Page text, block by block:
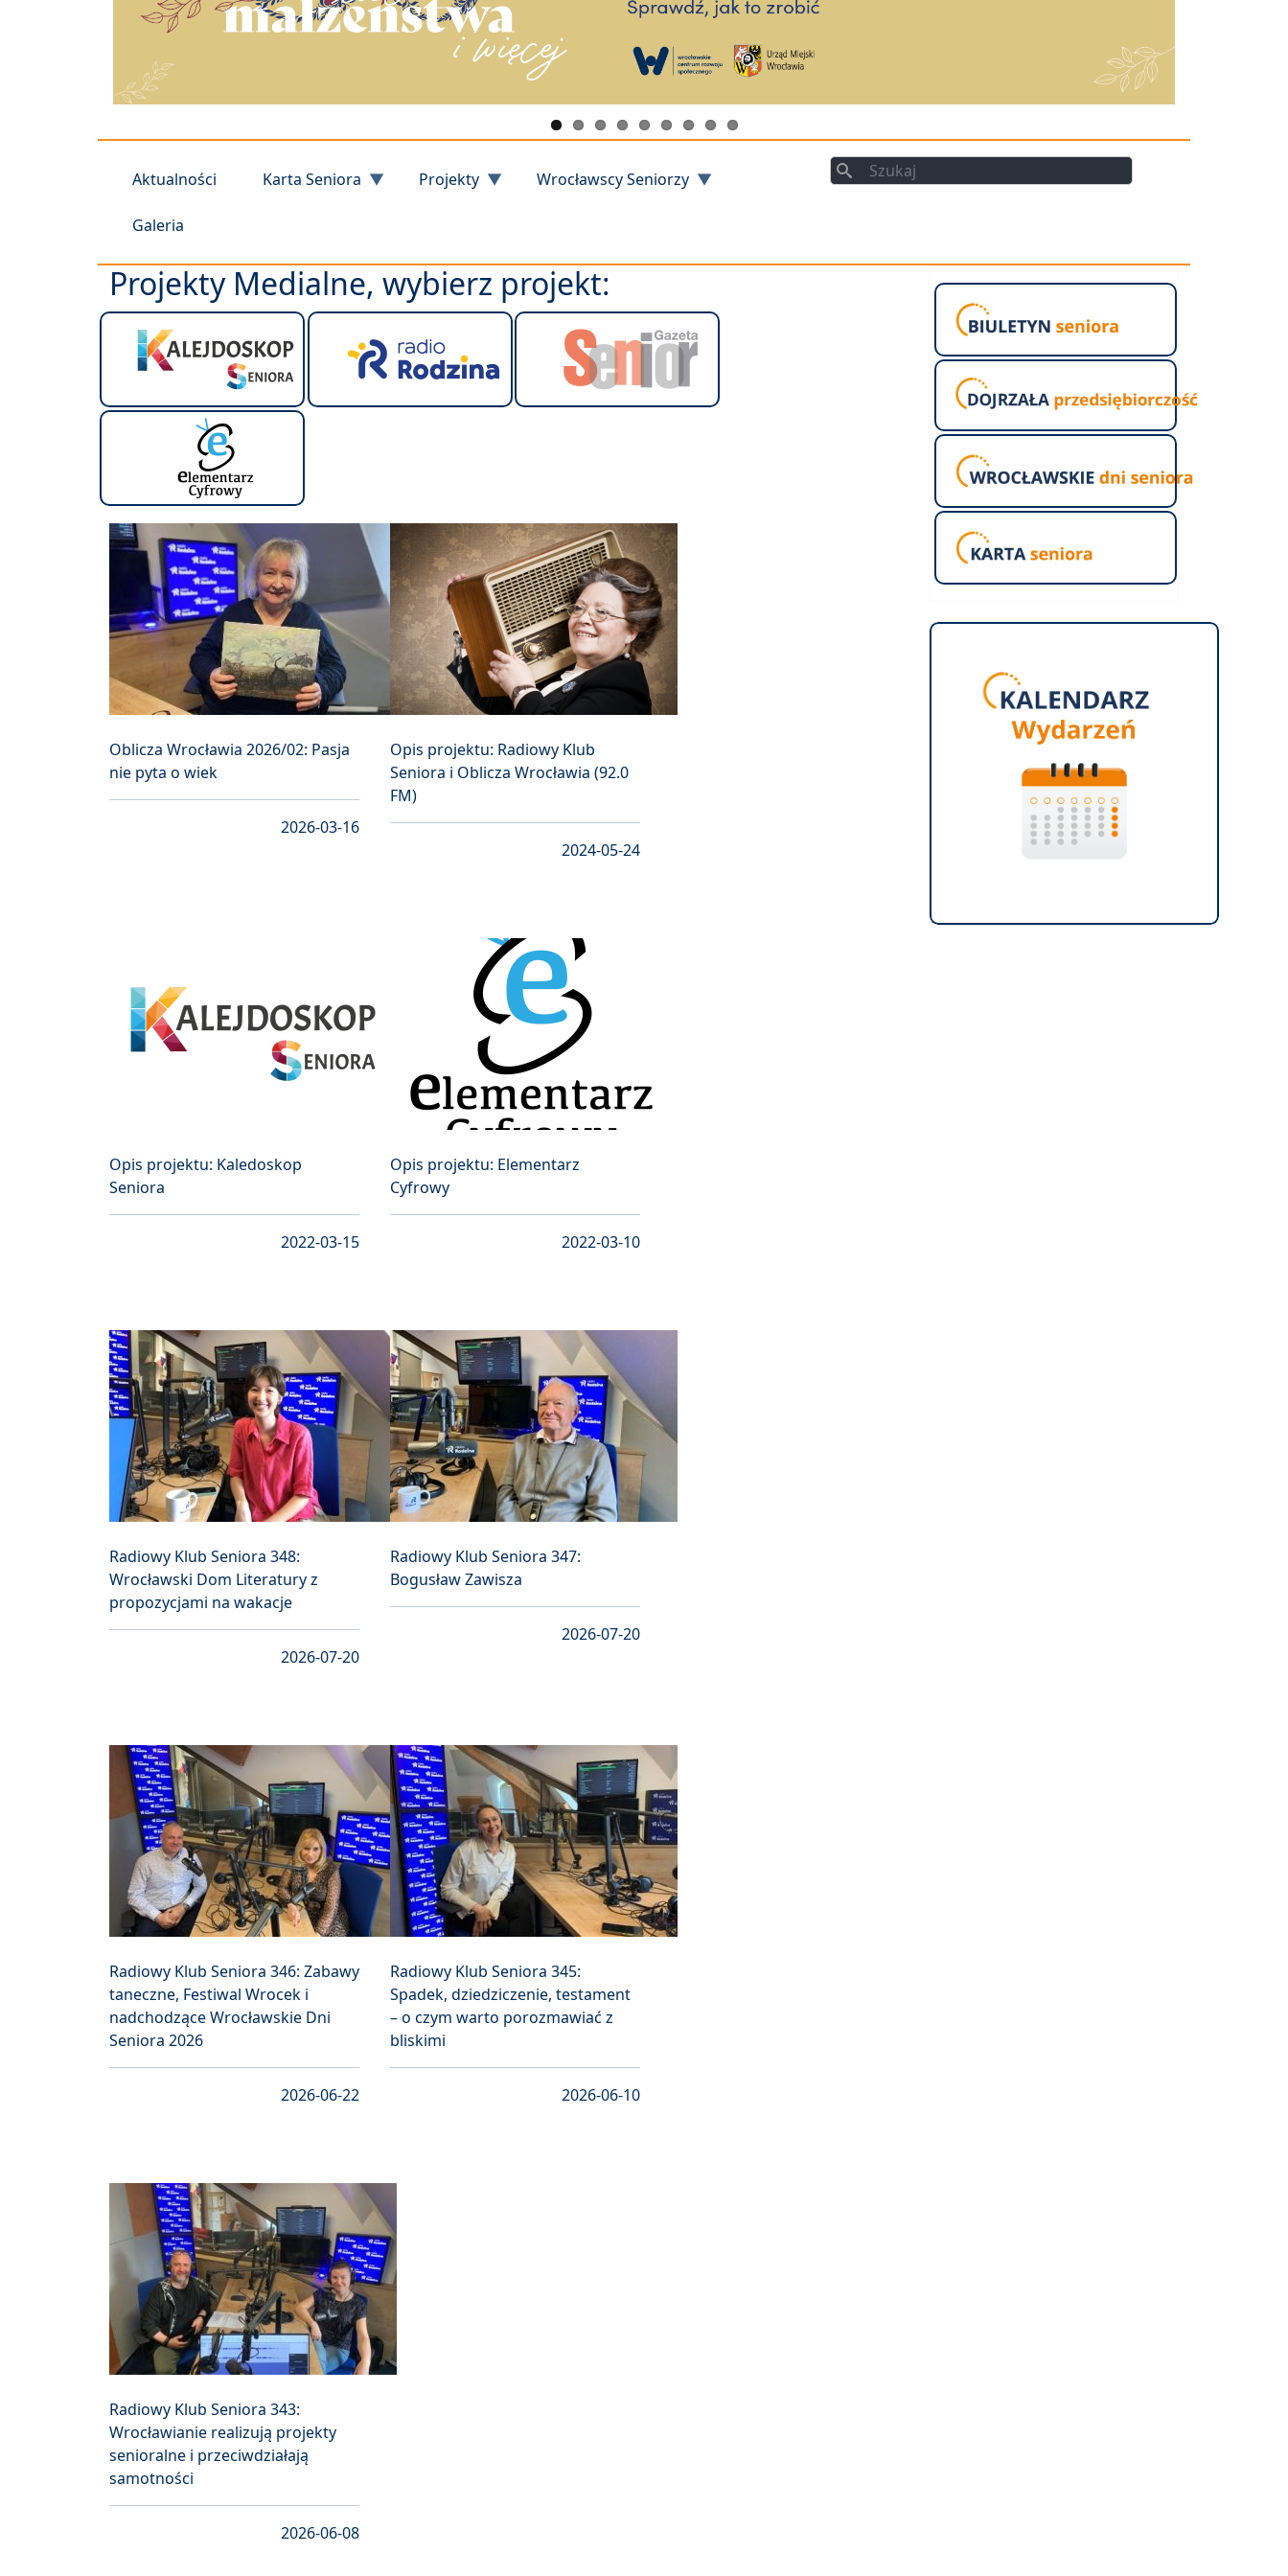
Aktualności Karta Seniora Projekty Wrocławscy Seniorzy
Galeria
Szukaj
Szukaj
Projekty Medialne, wybierz projekt:
Oblicza Wrocławia 2026/02: Pasja
nie pyta o wiek
2026-03-16
Opis projektu: Radiowy Klub
Seniora i Oblicza Wrocławia (92.0
FM)
2024-05-24
Opis projektu: Kaledoskop
Seniora
2022-03-15
Opis projektu: Elementarz
Cyfrowy
2022-03-10
Radiowy Klub Seniora 348:
Wrocławski Dom Literatury z
propozycjami na wakacje
2026-07-20
Radiowy Klub Seniora 347:
Bogusław Zawisza
2026-07-20
Radiowy Klub Seniora 346: Zabawy
taneczne, Festiwal Wrocek i
nadchodzące Wrocławskie Dni
Seniora 2026
2026-06-22
Radiowy Klub Seniora 345:
Spadek, dziedziczenie, testament
– o czym warto porozmawiać z
bliskimi
2026-06-10
Radiowy Klub Seniora 343:
Wrocławianie realizują projekty
senioralne i przeciwdziałają
samotności
2026-06-08